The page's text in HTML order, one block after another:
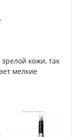
кожи, так
мелкие